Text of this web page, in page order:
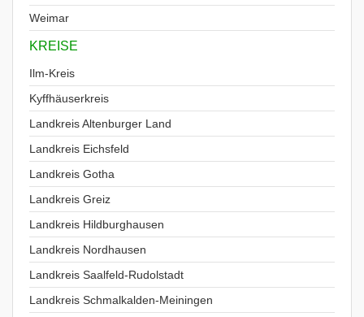
Weimar
KREISE
Ilm-Kreis
Kyffhäuserkreis
Landkreis Altenburger Land
Landkreis Eichsfeld
Landkreis Gotha
Landkreis Greiz
Landkreis Hildburghausen
Landkreis Nordhausen
Landkreis Saalfeld-Rudolstadt
Landkreis Schmalkalden-Meiningen